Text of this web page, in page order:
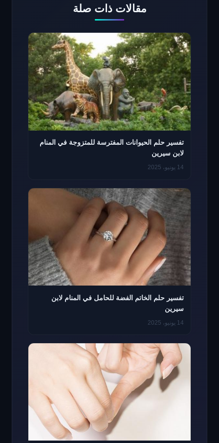
مقالات ذات صلة
تفسير حلم الحيوانات المفترسة للمتزوجة في المنام
لابن سيرين
14 يونيو، 2025
تفسير حلم الخاتم الفضة للحامل في المنام لابن
سيرين
14 يونيو، 2025